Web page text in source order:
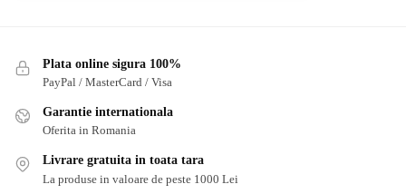
Plata online sigura 100%
PayPal / MasterCard / Visa
Garantie internationala
Oferita in Romania
Livrare gratuita in toata tara
La produse in valoare de peste 1000 Lei